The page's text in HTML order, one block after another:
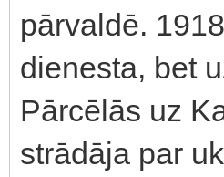
pārvaldē.
dienesta, bet
Pārcēlās uz
strādāja par